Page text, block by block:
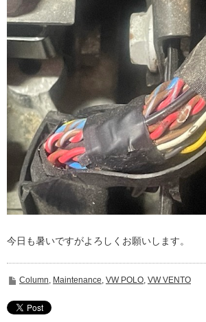
今日も暑いですがよろしくお願いします。
Column Maintenance VW POLO VW VENTO